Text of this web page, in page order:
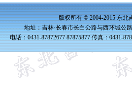
版权所有 © 2004-2015 东北
地址：吉林·长春市长白公路与西环城公
电话：0431-87872677 87875877 传真：0431-